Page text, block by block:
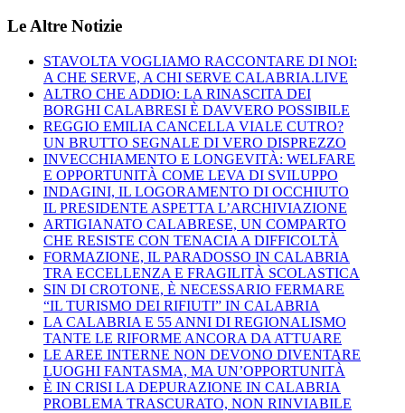
Le Altre Notizie
STAVOLTA VOGLIAMO RACCONTARE DI NOI:
A CHE SERVE, A CHI SERVE CALABRIA.LIVE
ALTRO CHE ADDIO: LA RINASCITA DEI
BORGHI CALABRESI È DAVVERO POSSIBILE
REGGIO EMILIA CANCELLA VIALE CUTRO?
UN BRUTTO SEGNALE DI VERO DISPREZZO
INVECCHIAMENTO E LONGEVITÀ: WELFARE
E OPPORTUNITÀ COME LEVA DI SVILUPPO
INDAGINI, IL LOGORAMENTO DI OCCHIUTO
IL PRESIDENTE ASPETTA L’ARCHIVIAZIONE
ARTIGIANATO CALABRESE, UN COMPARTO
CHE RESISTE CON TENACIA A DIFFICOLTÀ
FORMAZIONE, IL PARADOSSO IN CALABRIA
TRA ECCELLENZA E FRAGILITÀ SCOLASTICA
SIN DI CROTONE, È NECESSARIO FERMARE
“IL TURISMO DEI RIFIUTI” IN CALABRIA
LA CALABRIA E 55 ANNI DI REGIONALISMO
TANTE LE RIFORME ANCORA DA ATTUARE
LE AREE INTERNE NON DEVONO DIVENTARE
LUOGHI FANTASMA, MA UN’OPPORTUNITÀ
È IN CRISI LA DEPURAZIONE IN CALABRIA
PROBLEMA TRASCURATO, NON RINVIABILE